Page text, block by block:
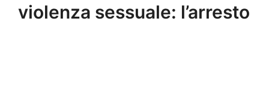
violenza sessuale: l’arresto